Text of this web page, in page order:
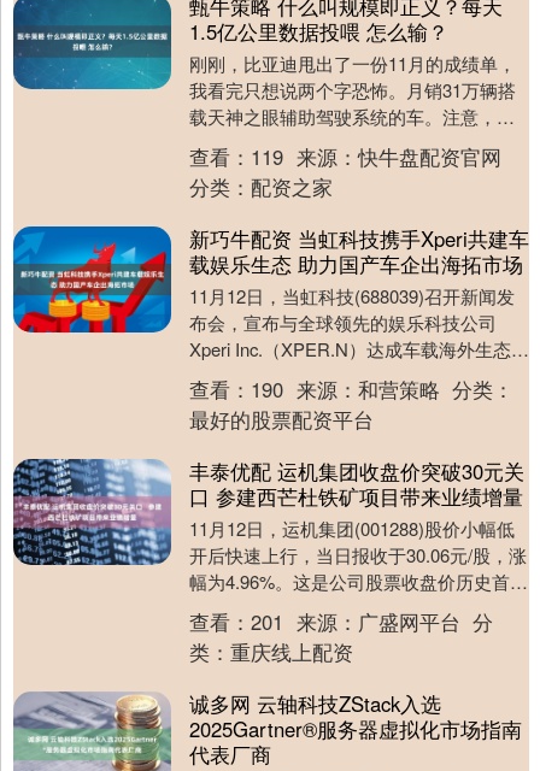
甄牛策略 什么叫规模即正义？每天
1.5亿公里数据投喂 怎么输？
刚刚，比亚迪甩出了一份11月的成绩单，
我看完只想说两个字恐怖。月销31万辆搭
载天神之眼辅助驾驶系统的车。注意，是
单月！很多新势力一年都不一定能卖这么
多车。比亚迪....
查看： 119 来源：快牛盘配资官网
分类： 配资之家
新巧牛配资 当虹科技携手Xperi共建车
载娱乐生态 助力国产车企出海拓市场
11月12日，当虹科技(688039)召开新闻发
布会，宣布与全球领先的娱乐科技公司
Xperi Inc.（XPER.N）达成车载海外生态深
度合作，双方将共同推动D....
查看： 190 来源： 和营策略 分类：
最好的股票配资平台
丰泰优配 运机集团收盘价突破30元关
口 参建西芒杜铁矿项目带来业绩增量
11月12日，运机集团(001288)股价小幅低
开后快速上行，当日报收于30.06元/股，涨
幅为4.96%。这是公司股票收盘价历史首次
突破30元/股的关口。 消....
查看： 201 来源： 广盛网平台 分
类： 重庆线上配资
诚多网 云轴科技ZStack入选
2025Gartner®服务器虚拟化市场指南
代表厂商